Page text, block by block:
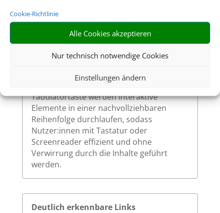
Cookie-Richtlinie
Alle Cookies akzeptieren
Nur technisch notwendige Cookies
Einstellungen ändern
Sinnvolle Fokusreihenfolge bei
Tastaturnutzung
Die Fokusreihenfolge auf unserer Website
ist logisch und entspricht dem visuellen
Aufbau der Seite. Beim Navigieren mit der
Tabulatortaste werden interaktive
Elemente in einer nachvollziehbaren
Reihenfolge durchlaufen, sodass
Nutzer:innen mit Tastatur oder
Screenreader effizient und ohne
Verwirrung durch die Inhalte geführt
werden.
Deutlich erkennbare Links